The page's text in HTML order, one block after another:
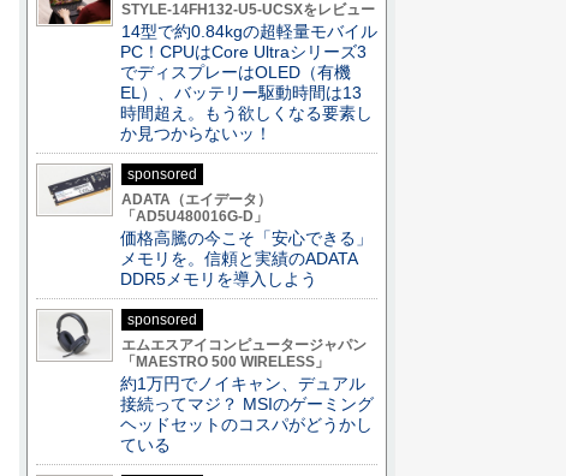
STYLE-14FH132-U5-UCSXをレビュー
14型で約0.84kgの超軽量モバイル
PC！CPUはCore Ultraシリーズ3
でディスプレーはOLED（有機
EL）、バッテリー駆動時間は13
時間超え。もう欲しくなる要素し
か見つからないッ！
sponsored
ADATA（エイデータ）
「AD5U480016G-D」
価格高騰の今こそ「安心できる」
メモリを。信頼と実績のADATA
DDR5メモリを導入しよう
sponsored
エムエスアイコンピュータージャパン
「MAESTRO 500 WIRELESS」
約1万円でノイキャン、デュアル
接続ってマジ？ MSIのゲーミング
ヘッドセットのコスパがどうかし
ている